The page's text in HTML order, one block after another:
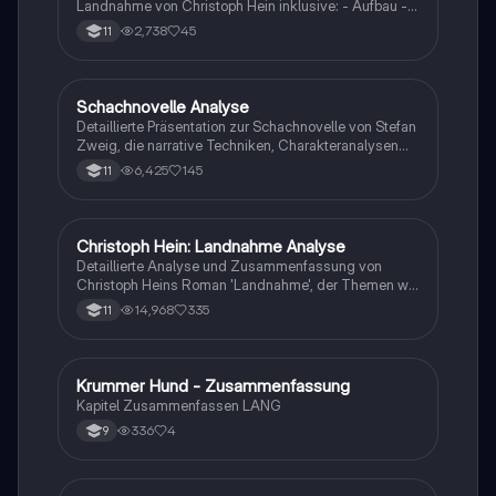
Landnahme von Christoph Hein inklusive: - Aufbau -
Erzählperspektive - Stilmittel - Charakterisierungen -
geschichtlicher Hintergrund - Interpretationen
11 2,738 45
Deutsch
Schachnovelle Analyse
Detaillierte Präsentation zur Schachnovelle von Stefan
Zweig, die narrative Techniken, Charakteranalysen
und die Erzählperspektive beleuchtet. Ideal für
Studierende, die sich mit den psychologischen und
11 6,425 145
Deutsch
Christoph Hein: Landnahme Analyse
Detaillierte Analyse und Zusammenfassung von
Christoph Heins Roman 'Landnahme', der Themen wie
Fremdheit, Identität und Ausgrenzung behandelt.
Diese Abi-Vorbereitung bietet Einblicke in die
Ideal für Schüler, die sich auf Prüfungen vorbereiten
und ein tieferes Verständnis für die komplexen
Themen des Werkes entwickeln möchten.
11 14,968 335
Deutsch
Krummer Hund - Zusammenfassung
Kapitel Zusammenfassen LANG
9 336 4